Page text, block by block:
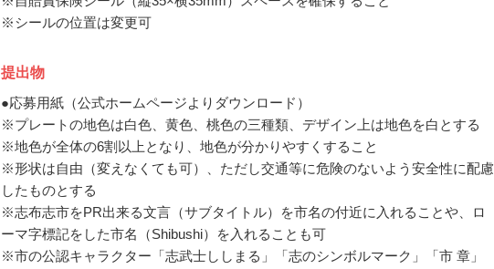
※シールの位置は変更可
提出物
●応募用紙（公式ホームページよりダウンロード）
※プレートの地色は白色、黄色、桃色の三種類、デザイン上は地色を白とする
※地色が全体の6割以上となり、地色が分かりやすくすること
※形状は自由（変えなくても可）、ただし交通等に危険のないよう安全性に配慮
したものとする
※志布志市をPR出来る文言（サブタイトル）を市名の付近に入れることや、ロ
ーマ字標記をした市名（Shibushi）を入れることも可
※市の公認キャラクター「志武士ししまる」「志のシンボルマーク」「市 章」